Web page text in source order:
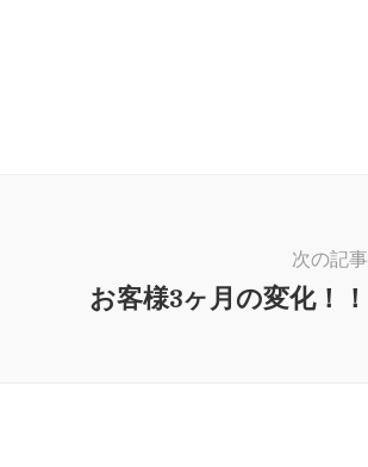
次の記事
お客様3ヶ月の変化！！